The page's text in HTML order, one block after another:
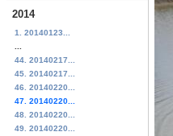
2014
1. 20140123...
44. 20140217...
45. 20140217...
46. 20140220...
47. 20140220...
48. 20140220...
49. 20140220...